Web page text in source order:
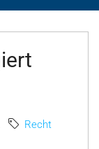
Recht